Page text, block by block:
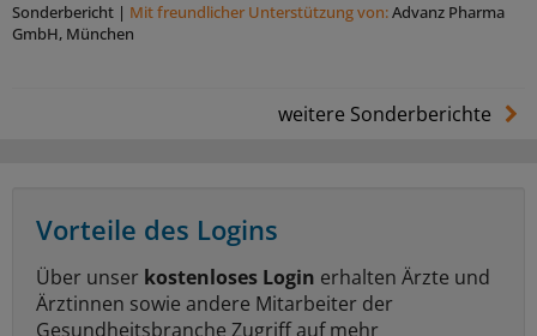
Sonderbericht | Mit freundlicher Unterstützung von:Advanz Pharma
GmbH, München
weitere Sonderberichte
Vorteile des Logins
Über unser kostenloses Login erhalten Ärzte und
Ärztinnen sowie andere Mitarbeiter der
Gesundheitsbranche Zugriff auf mehr